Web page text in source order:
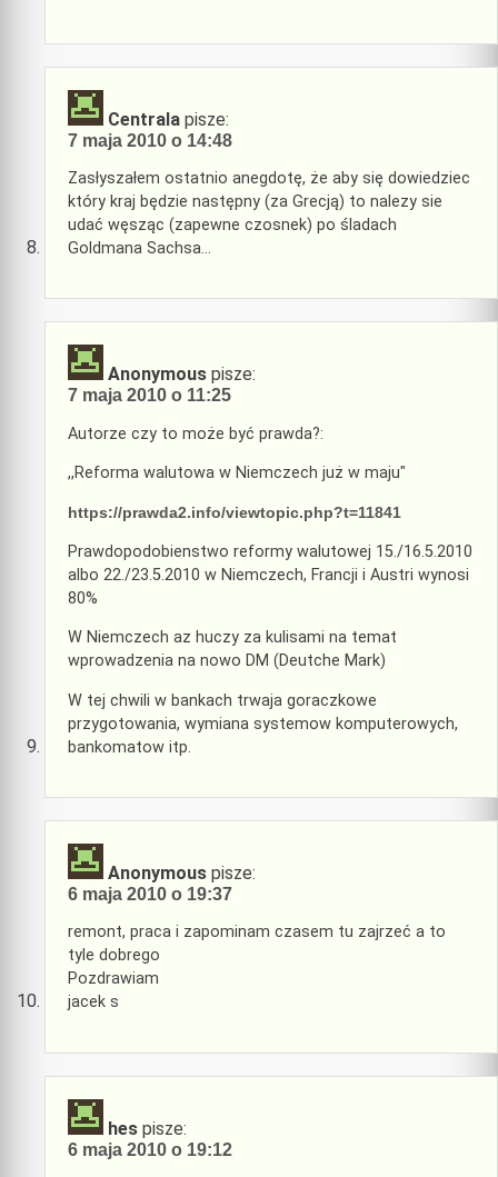
Centrala pisze:
7 maja 2010 o 14:48
Zasłyszałem ostatnio anegdotę, że aby się dowiedziec
który kraj będzie następny (za Grecją) to nalezy sie
udać węsząc (zapewne czosnek) po śladach
Goldmana Sachsa…
Anonymous pisze:
7 maja 2010 o 11:25
Autorze czy to może być prawda?:
,,Reforma walutowa w Niemczech już w maju"
https://prawda2.info/viewtopic.php?t=11841
Prawdopodobienstwo reformy walutowej 15./16.5.2010
albo 22./23.5.2010 w Niemczech, Francji i Austri wynosi
80%
W Niemczech az huczy za kulisami na temat
wprowadzenia na nowo DM (Deutche Mark)
W tej chwili w bankach trwaja goraczkowe
przygotowania, wymiana systemow komputerowych,
bankomatow itp.
Anonymous pisze:
6 maja 2010 o 19:37
remont, praca i zapominam czasem tu zajrzeć a to
tyle dobrego
Pozdrawiam
jacek s
hes pisze:
6 maja 2010 o 19:12